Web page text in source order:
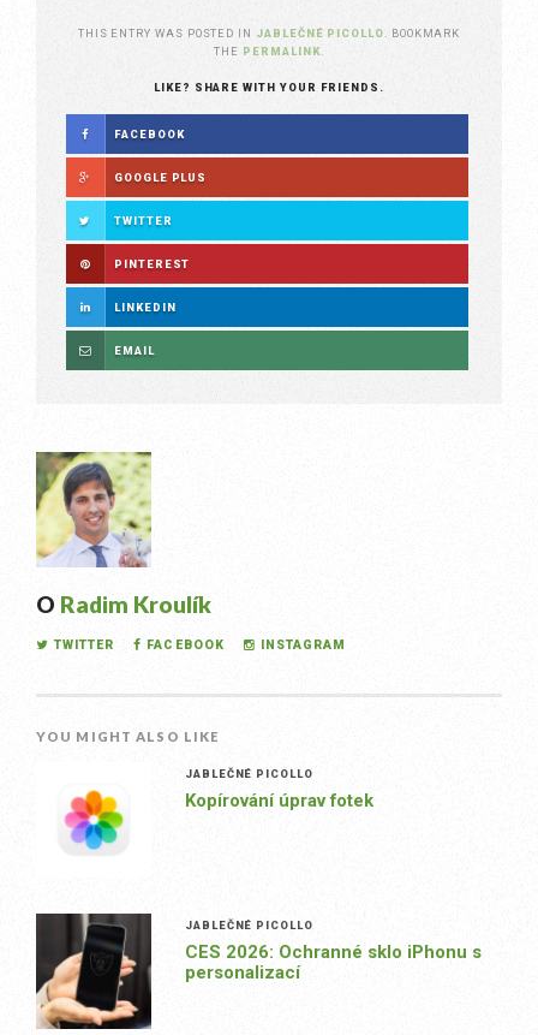
THIS ENTRY WAS POSTED IN JABLEČNÉ PICOLLO . BOOKMARK
THE PERMALINK
LIKE? SHARE WITH YOUR FRIENDS.
FACEBOOK
GOOGLE PLUS
TWITTER
PINTEREST
LINKEDIN
EMAIL
O Radim Kroulík
TWITTER FACEBOOK INSTAGRAM
YOU MIGHT ALSO LIKE
JABLEČNÉ PICOLLO
Kopírování úprav fotek
JABLEČNÉ PICOLLO
CES 2026: Ochranné sklo iPhonu s
personalizací